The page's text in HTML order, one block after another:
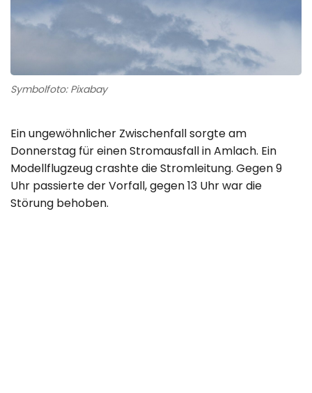
Symbolfoto: Pixabay
Ein ungewöhnlicher Zwischenfall sorgte am
Donnerstag für einen Stromausfall in Amlach. Ein
Modellflugzeug crashte die Stromleitung. Gegen 9
Uhr passierte der Vorfall, gegen 13 Uhr war die
Störung behoben.